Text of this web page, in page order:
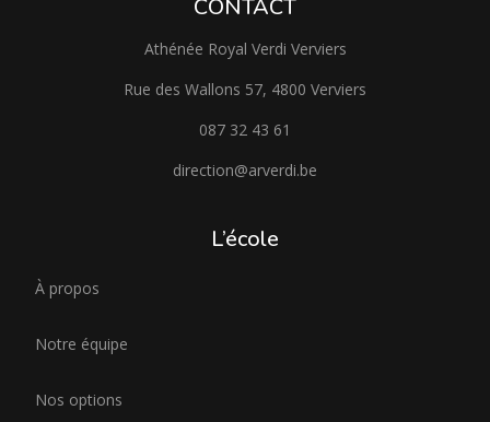
CONTACT
Athénée Royal Verdi Verviers
Rue des Wallons 57, 4800 Verviers
087 32 43 61
direction@arverdi.be
L’école
À propos
Notre équipe
Nos options